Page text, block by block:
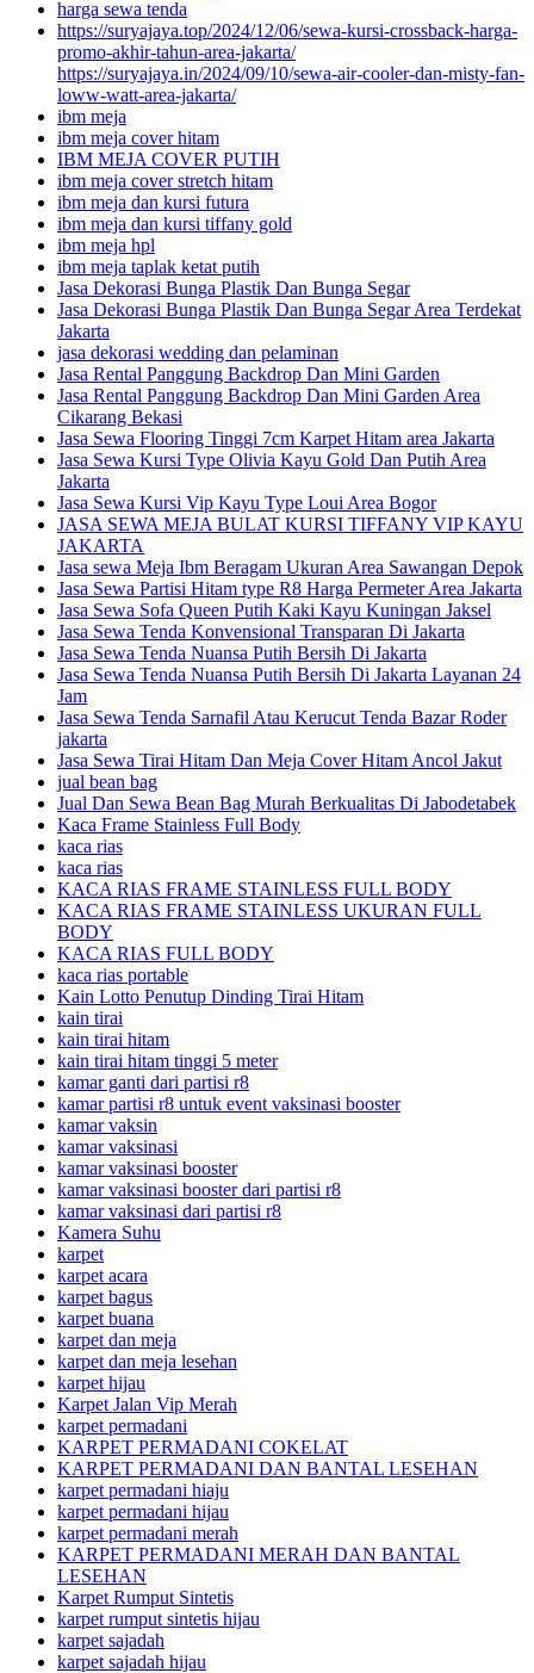
harga sewa tenda
https://suryajaya.top/2024/12/06/sewa-kursi-crossback-harga-
promo-akhir-tahun-area-jakarta/
https://suryajaya.in/2024/09/10/sewa-air-cooler-dan-misty-fan-
loww-watt-area-jakarta/
ibm meja
ibm meja cover hitam
IBM MEJA COVER PUTIH
ibm meja cover stretch hitam
ibm meja dan kursi futura
ibm meja dan kursi tiffany gold
ibm meja hpl
ibm meja taplak ketat putih
Jasa Dekorasi Bunga Plastik Dan Bunga Segar
Jasa Dekorasi Bunga Plastik Dan Bunga Segar Area Terdekat
Jakarta
jasa dekorasi wedding dan pelaminan
Jasa Rental Panggung Backdrop Dan Mini Garden
Jasa Rental Panggung Backdrop Dan Mini Garden Area
Cikarang Bekasi
Jasa Sewa Flooring Tinggi 7cm Karpet Hitam area Jakarta
Jasa Sewa Kursi Type Olivia Kayu Gold Dan Putih Area
Jakarta
Jasa Sewa Kursi Vip Kayu Type Loui Area Bogor
JASA SEWA MEJA BULAT KURSI TIFFANY VIP KAYU
JAKARTA
Jasa sewa Meja Ibm Beragam Ukuran Area Sawangan Depok
Jasa Sewa Partisi Hitam type R8 Harga Permeter Area Jakarta
Jasa Sewa Sofa Queen Putih Kaki Kayu Kuningan Jaksel
Jasa Sewa Tenda Konvensional Transparan Di Jakarta
Jasa Sewa Tenda Nuansa Putih Bersih Di Jakarta
Jasa Sewa Tenda Nuansa Putih Bersih Di Jakarta Layanan 24
Jam
Jasa Sewa Tenda Sarnafil Atau Kerucut Tenda Bazar Roder
jakarta
Jasa Sewa Tirai Hitam Dan Meja Cover Hitam Ancol Jakut
jual bean bag
Jual Dan Sewa Bean Bag Murah Berkualitas Di Jabodetabek
Kaca Frame Stainless Full Body
kaca rias
kaca rias
KACA RIAS FRAME STAINLESS FULL BODY
KACA RIAS FRAME STAINLESS UKURAN FULL
BODY
KACA RIAS FULL BODY
kaca rias portable
Kain Lotto Penutup Dinding Tirai Hitam
kain tirai
kain tirai hitam
kain tirai hitam tinggi 5 meter
kamar ganti dari partisi r8
kamar partisi r8 untuk event vaksinasi booster
kamar vaksin
kamar vaksinasi
kamar vaksinasi booster
kamar vaksinasi booster dari partisi r8
kamar vaksinasi dari partisi r8
Kamera Suhu
karpet
karpet acara
karpet bagus
karpet buana
karpet dan meja
karpet dan meja lesehan
karpet hijau
Karpet Jalan Vip Merah
karpet permadani
KARPET PERMADANI COKELAT
KARPET PERMADANI DAN BANTAL LESEHAN
karpet permadani hiaju
karpet permadani hijau
karpet permadani merah
KARPET PERMADANI MERAH DAN BANTAL
LESEHAN
Karpet Rumput Sintetis
karpet rumput sintetis hijau
karpet sajadah
karpet sajadah hijau